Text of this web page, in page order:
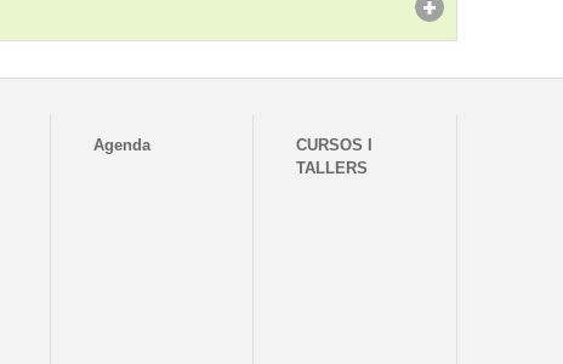
Agenda
CURSOS I
TALLERS